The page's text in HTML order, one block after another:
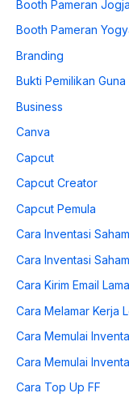
Booth Pameran Jogja
Booth Pameran
Branding
Bukti Pemilikan Guna
Business
Canva
Capcut
Capcut Creator
Capcut Pemula
Cara Inventasi Saham
Cara Inventasi
Cara Kirim Email
Cara Melamar Kerja
Cara Memulai
Cara Memulai
Cara Top Up FF